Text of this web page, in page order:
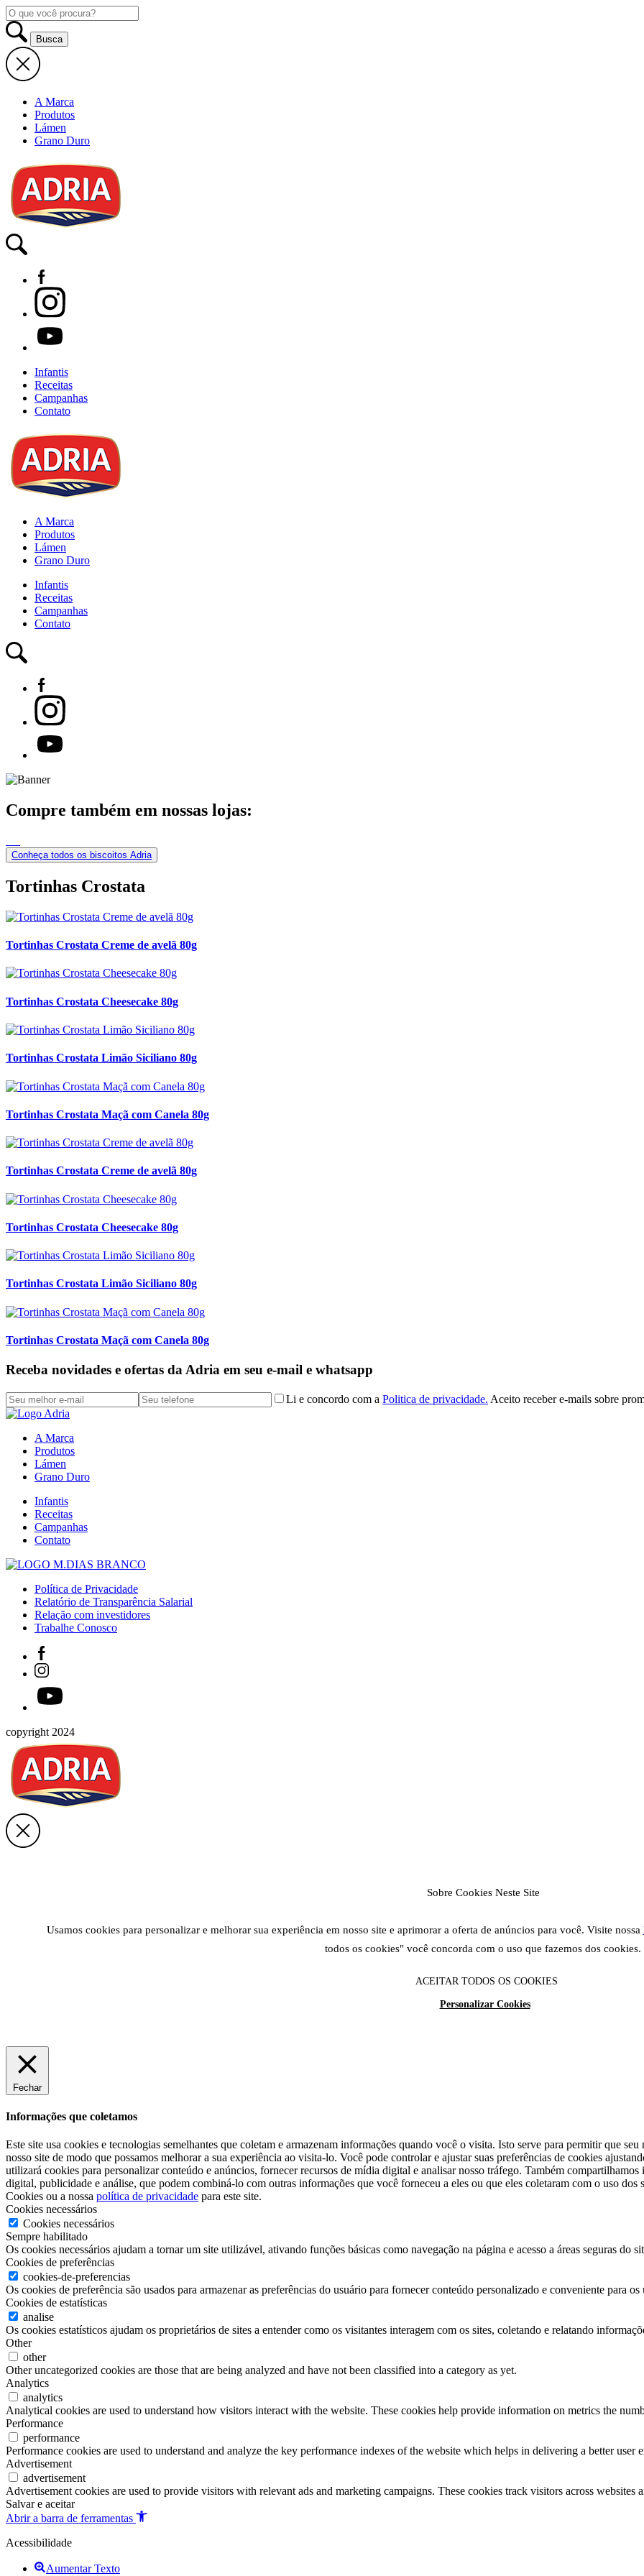
A Marca
Produtos
Lámen
Grano Duro
Infantis
Receitas
Campanhas
Contato
A Marca
Produtos
Lámen
Grano Duro
Infantis
Receitas
Campanhas
Contato
Compre também em nossas lojas:
Conheça todos os biscoitos Adria
Tortinhas Crostata
Tortinhas Crostata Creme de avelã 80g
Tortinhas Crostata Cheesecake 80g
Tortinhas Crostata Limão Siciliano 80g
Tortinhas Crostata Maçã com Canela 80g
Tortinhas Crostata Creme de avelã 80g
Tortinhas Crostata Cheesecake 80g
Tortinhas Crostata Limão Siciliano 80g
Tortinhas Crostata Maçã com Canela 80g
Receba novidades e ofertas da Adria em seu e-mail e whatsapp
Li e concordo com a Politica de privacidade. Aceito receber e-mails sobre
A Marca
Produtos
Lámen
Grano Duro
Infantis
Receitas
Campanhas
Contato
Política de Privacidade
Relatório de Transparência Salarial
Relação com investidores
Trabalhe Conosco
copyright 2024
Sobre Cookies Neste Site
Usamos cookies para personalizar e melhorar sua experiência em nosso site e aprimorar a oferta de anúncios para você. Visite nossa
todos os cookies" você concorda com o uso que fazemos dos cookies.
ACEITAR TODOS OS COOKIES
Personalizar Cookies
Fechar
Informações que coletamos
Este site usa cookies e tecnologias semelhantes que coletam e armazenam informações quando você o visita. Isto serve para permitir que
nosso site de modo que possamos melhorar a sua experiência ao visita-lo. Você pode controlar e ajustar suas preferências de cookies
utilizará cookies para personalizar conteúdo e anúncios, fornecer recursos de mídia digital e analisar nosso tráfego. Também
digital, publicidade e análise, que podem combiná-lo com outras informações que você forneceu a eles ou que eles coletaram com o uso
Cookies ou a nossa política de privacidade para este site.
Cookies necessários
Cookies necessários
Sempre habilitado
Os cookies necessários ajudam a tornar um site utilizável, ativando funções básicas como navegação na página e acesso a áreas seguras do
Cookies de preferências
cookies-de-preferencias
Os cookies de preferência são usados para armazenar as preferências do usuário para fornecer conteúdo personalizado e conveniente para
Cookies de estatísticas
analise
Os cookies estatísticos ajudam os proprietários de sites a entender como os visitantes interagem com os sites, coletando e relatando
Other
other
Other uncategorized cookies are those that are being analyzed and have not been classified into a category as yet.
Analytics
analytics
Analytical cookies are used to understand how visitors interact with the website. These cookies help provide information on metrics the
Performance
performance
Performance cookies are used to understand and analyze the key performance indexes of the website which helps in delivering a better user
Advertisement
advertisement
Advertisement cookies are used to provide visitors with relevant ads and marketing campaigns. These cookies track visitors across
Salvar e aceitar
Abrir a barra de ferramentas
Acessibilidade
Aumentar Texto